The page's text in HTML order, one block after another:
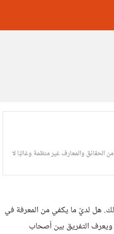
الحقائق والمعارف غير منظمة وغالبًا لا
هل لديّ ما يكفي من المعرفة في
التفريق بين أصحاب